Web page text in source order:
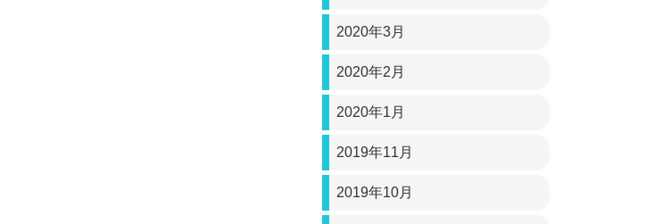
2020年3月
2020年2月
2020年1月
2019年11月
2019年10月